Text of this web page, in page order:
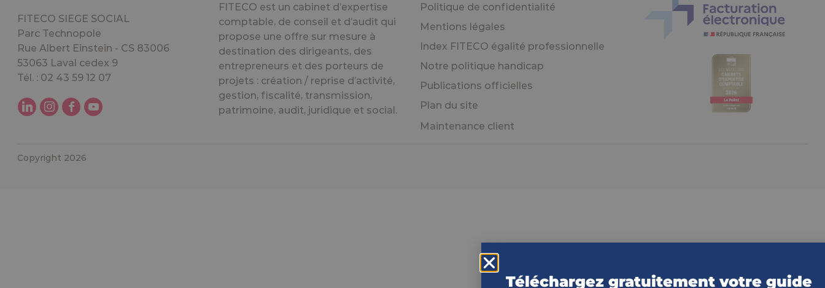
FITECO SIEGE SOCIAL
Parc Technopole
Rue Albert Einstein - CS 83006
53063 Laval cedex 9
Tél. : 02 43 59 12 07
FITECO est un cabinet d’expertise
comptable, de conseil et d’audit qui
propose une offre sur mesure à
destination des dirigeants, des
entrepreneurs et des porteurs de
projets : création / reprise d’activité,
gestion, fiscalité, transmission,
patrimoine, audit, juridique et social.
Politique de confidentialité
Mentions légales
Index FITECO égalité professionnelle
Notre politique handicap
Publications officielles
Plan du site
Maintenance client
Copyright 2026
Téléchargez gratuitement votre guide